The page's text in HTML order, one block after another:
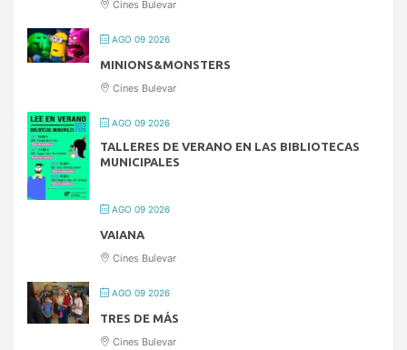
Cines Bulevar
AGO 09 2026
MINIONS&MONSTERS
Cines Bulevar
AGO 09 2026
TALLERES DE VERANO EN LAS BIBLIOTECAS
MUNICIPALES
AGO 09 2026
VAIANA
Cines Bulevar
AGO 09 2026
TRES DE MÁS
Cines Bulevar